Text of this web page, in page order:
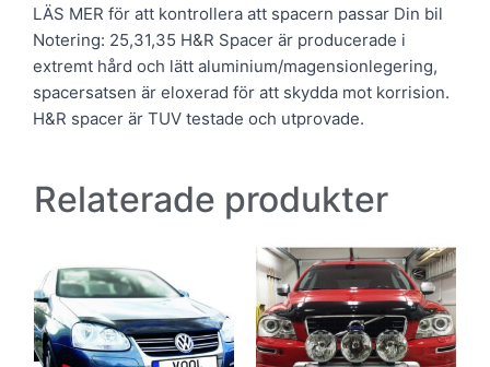
LÄS MER för att kontrollera att spacern passar Din bil
Notering: 25,31,35 H&R Spacer är producerade i
extremt hård och lätt aluminium/magensionlegering,
spacersatsen är eloxerad för att skydda mot korrision.
H&R spacer är TUV testade och utprovade.
Relaterade produkter